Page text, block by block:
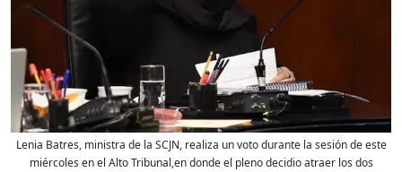
Lenia Batres, ministra de la SCJN, realiza un voto durante la sesión de este
miércoles en el Alto Tribunal,en donde el pleno decidio atraer los dos